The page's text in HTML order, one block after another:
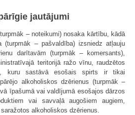
jautājumi
– noteikumi) nosaka kārtību, kādā
(turpmāk – pašvaldība) izsniedz atļauju
darītavām (turpmāk – komersants),
teritorijā ražo vīnu, raudzētos
kuru sastāvā esošais spirts ir tikai
alkoholiskos dzērienus (turpmāk –
īpašumā vai valdījumā esošajos dārzos
vai savvaļā augošiem augiem,
alkoholiskos dzērienus.